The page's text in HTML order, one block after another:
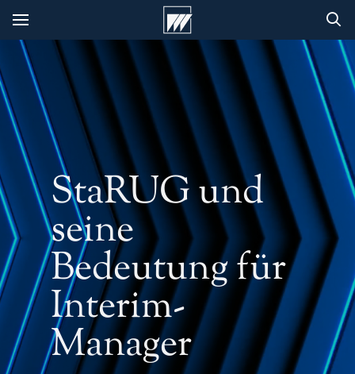
StaRUG und
seine
Bedeutung für
Interim-
Manager